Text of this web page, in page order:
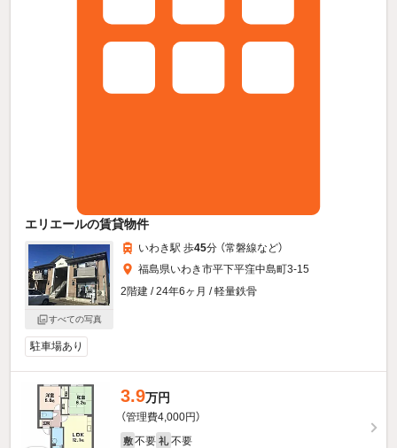
エリエールの賃貸物件
すべての写真
いわき駅 歩45分 （常磐線など）
福島県いわき市平下平窪中島町3-15
2階建 / 24年6ヶ月 / 軽量鉄骨
駐車場あり
3.9万円
（管理費4,000円）
敷 不要 礼 不要